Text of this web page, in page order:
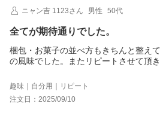
ニャン吉 1123さん
男性 50代
全てが期待通りでした。
梱包・お菓子の並べ方もきちんと整え
の風味でした。またリピートさせて頂き
趣味｜自分用｜リピート
注文日：2025/09/10